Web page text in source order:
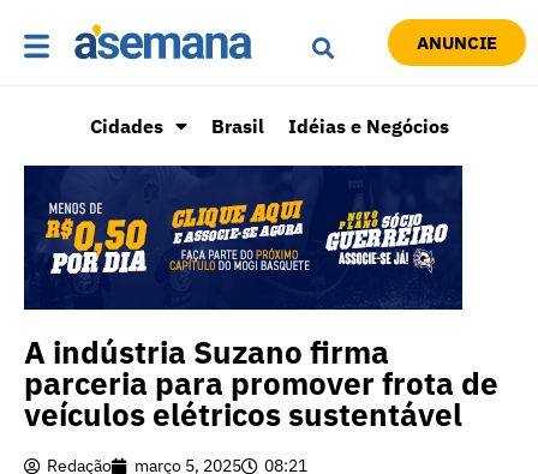
ANUNCIE
Cidades Brasil Idéias e Negócios
A indústria Suzano firma
parceria para promover frota de
veículos elétricos sustentável
Redação março 5, 2025 08:21